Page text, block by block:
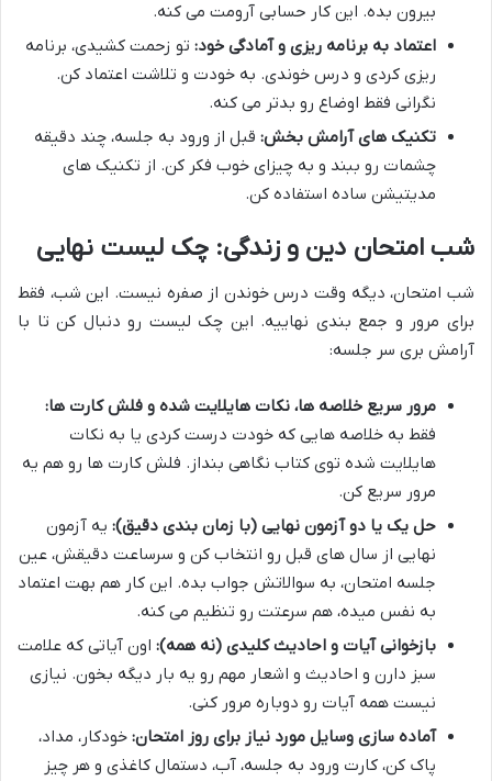
بیرون بده. این کار حسابی آرومت می کنه.
اعتماد به برنامه ریزی و آمادگی خود: تو زحمت کشیدی، برنامه
ریزی کردی و درس خوندی. به خودت و تلاشت اعتماد کن.
نگرانی فقط اوضاع رو بدتر می کنه.
تکنیک های آرامش بخش: قبل از ورود به جلسه، چند دقیقه
چشمات رو ببند و به چیزای خوب فکر کن. از تکنیک های
مدیتیشن ساده استفاده کن.
شب امتحان دین و زندگی: چک لیست نهایی
شب امتحان، دیگه وقت درس خوندن از صفره نیست. این شب، فقط
برای مرور و جمع بندی نهاییه. این چک لیست رو دنبال کن تا با
آرامش بری سر جلسه:
مرور سریع خلاصه ها، نکات هایلایت شده و فلش کارت ها:
فقط به خلاصه هایی که خودت درست کردی یا به نکات
هایلایت شده توی کتاب نگاهی بنداز. فلش کارت ها رو هم یه
مرور سریع کن.
حل یک یا دو آزمون نهایی (با زمان بندی دقیق): یه آزمون
نهایی از سال های قبل رو انتخاب کن و سرساعت دقیقش، عین
جلسه امتحان، به سوالاتش جواب بده. این کار هم بهت اعتماد
به نفس میده، هم سرعتت رو تنظیم می کنه.
بازخوانی آیات و احادیث کلیدی (نه همه): اون آیاتی که علامت
سبز دارن و احادیث و اشعار مهم رو یه بار دیگه بخون. نیازی
نیست همه آیات رو دوباره مرور کنی.
آماده سازی وسایل مورد نیاز برای روز امتحان: خودکار، مداد،
پاک کن، کارت ورود به جلسه، آب، دستمال کاغذی و هر چیز